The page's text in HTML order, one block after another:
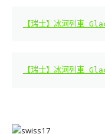
【瑞士】冰河列車
【瑞士】冰河列車